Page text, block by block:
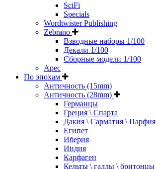
SciFi
Specials
Wordtwister Publishing
Zebrano
Взводные наборы 1/100
Декали 1/100
Сборные модели 1/100
Арес
По эпохам
Античность (15mm)
Античность (28mm)
Германцы
Греция \ Спарта
Дакия \ Сарматия \ Парфия
Египет
Иберия
Индия
Карфаген
Кельты \ галлы \ бритонцы